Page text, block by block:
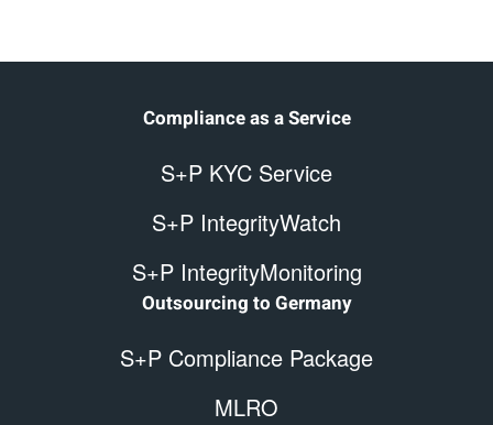
Compliance as a Service
S+P KYC Service
S+P IntegrityWatch
S+P IntegrityMonitoring
Outsourcing to Germany
S+P Compliance Package
MLRO